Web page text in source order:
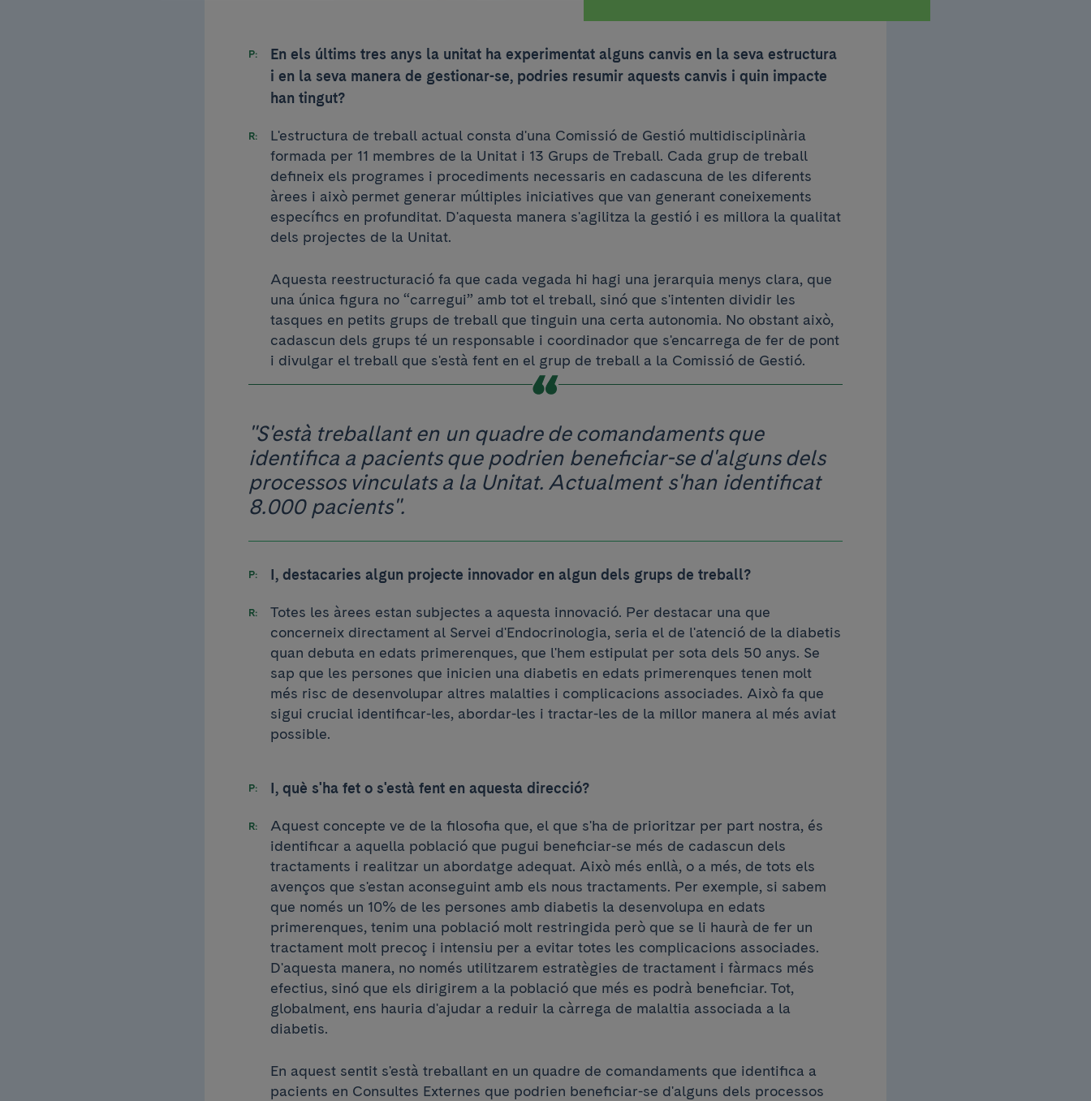
En els últims tres anys la unitat ha experimentat alguns canvis en la seva estructura
i en la seva manera de gestionar-se, podries resumir aquests canvis i quin impacte
han tingut?
L'estructura de treball actual consta d'una Comissió de Gestió multidisciplinària
formada per 11 membres de la Unitat i 13 Grups de Treball. Cada grup de treball
defineix els programes i procediments necessaris en cadascuna de les diferents
àrees i això permet generar múltiples iniciatives que van generant coneixements
específics en profunditat. D'aquesta manera s'agilitza la gestió i es millora la qualitat
dels projectes de la Unitat.
Aquesta reestructuració fa que cada vegada hi hagi una jerarquia menys clara, que
una única figura no “carregui” amb tot el treball, sinó que s'intenten dividir les
tasques en petits grups de treball que tinguin una certa autonomia. No obstant això,
cadascun dels grups té un responsable i coordinador que s'encarrega de fer de pont
i divulgar el treball que s'està fent en el grup de treball a la Comissió de Gestió.
"S'està treballant en un quadre de comandaments que
identifica a pacients que podrien beneficiar-se d'alguns dels
processos vinculats a la Unitat. Actualment s'han identificat
8.000 pacients".
I, destacaries algun projecte innovador en algun dels grups de treball?
Totes les àrees estan subjectes a aquesta innovació. Per destacar una que
concerneix directament al Servei d'Endocrinologia, seria el de l'atenció de la diabetis
quan debuta en edats primerenques, que l'hem estipulat per sota dels 50 anys. Se
sap que les persones que inicien una diabetis en edats primerenques tenen molt
més risc de desenvolupar altres malalties i complicacions associades. Això fa que
sigui crucial identificar-les, abordar-les i tractar-les de la millor manera al més aviat
possible.
I, què s'ha fet o s'està fent en aquesta direcció?
Aquest concepte ve de la filosofia que, el que s'ha de prioritzar per part nostra, és
identificar a aquella població que pugui beneficiar-se més de cadascun dels
tractaments i realitzar un abordatge adequat. Això més enllà, o a més, de tots els
avenços que s'estan aconseguint amb els nous tractaments. Per exemple, si sabem
que només un 10% de les persones amb diabetis la desenvolupa en edats
primerenques, tenim una població molt restringida però que se li haurà de fer un
tractament molt precoç i intensiu per a evitar totes les complicacions associades.
D'aquesta manera, no només utilitzarem estratègies de tractament i fàrmacs més
efectius, sinó que els dirigirem a la població que més es podrà beneficiar. Tot,
globalment, ens hauria d'ajudar a reduir la càrrega de malaltia associada a la
diabetis.
En aquest sentit s'està treballant en un quadre de comandaments que identifica a
pacients en Consultes Externes que podrien beneficiar-se d'alguns dels processos